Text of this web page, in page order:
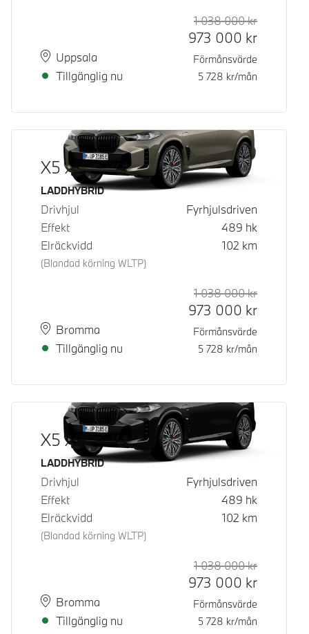
PlatsUppsala
Leveranstid
Tillgänglig nu
Rek. ord
1 038 000kr
973 000 kr
Förmånsvärde
5 728 kr/mån
X5 xDrive50e
Bränsle
LADDHYBRID
Drivhjul
Fyrhjulsdriven
Effekt
489 hk
Elräckvidd
(Blandad körning WLTP)
102 km
PlatsBromma
Leveranstid
Tillgänglig nu
Rek. ord
1 038 000kr
973 000 kr
Förmånsvärde
5 728 kr/mån
X5 xDrive50e
Bränsle
LADDHYBRID
Drivhjul
Fyrhjulsdriven
Effekt
489 hk
Elräckvidd
(Blandad körning WLTP)
102 km
PlatsBromma
Leveranstid
Tillgänglig nu
Rek. ord
1 038 000kr
973 000 kr
Förmånsvärde
5 728 kr/mån